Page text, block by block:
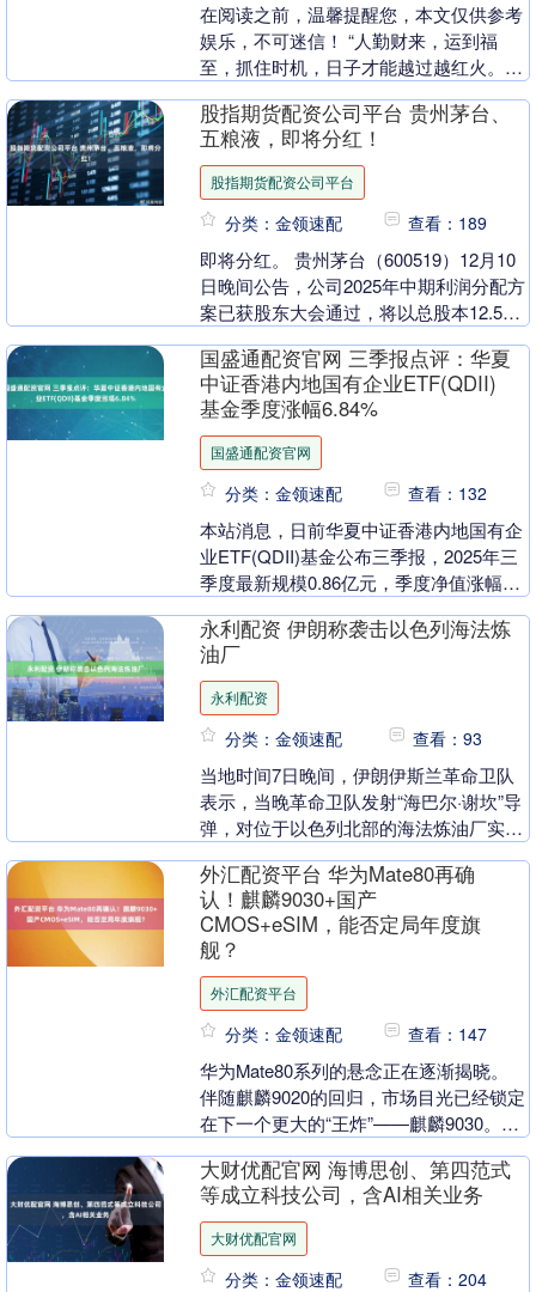
在阅读之前，温馨提醒您，本文仅供参考
娱乐，不可迷信！ “人勤财来，运到福
至，抓住时机，日子才能越过越红火。”
更上一层楼。3....
股指期货配资公司平台 贵州茅台、
五粮液，即将分红！
股指期货配资公司平台
分类：金领速配 查看：189
即将分红。 贵州茅台（600519）12月10
日晚间公告，公司2025年中期利润分配方
案已获股东大会通过，将以总股本12.52
国盛通配资官网 三季报点评：华夏
中证香港内地国有企业ETF(QDII)
基金季度涨幅6.84%
国盛通配资官网
分类：金领速配 查看：132
本站消息，日前华夏中证香港内地国有企
业ETF(QDII)基金公布三季报，2025年三
季度最新规模0.86亿元，季度净值涨幅为
永利配资 伊朗称袭击以色列海法炼
油厂
永利配资
分类：金领速配 查看：93
当地时间7日晚间，伊朗伊斯兰革命卫队
表示，当晚革命卫队发射“海巴尔·谢坎”导
弹，对位于以色列北部的海法炼油厂实施
称，此次行动....
外汇配资平台 华为Mate80再确
认！麒麟9030+国产
CMOS+eSIM，能否定局年度旗
舰？
外汇配资平台
分类：金领速配 查看：147
华为Mate80系列的悬念正在逐渐揭晓。
伴随麒麟9020的回归，市场目光已经锁定
在下一个更大的“王炸”——麒麟9030。这
在....
大财优配官网 海博思创、第四范式
等成立科技公司，含AI相关业务
大财优配官网
分类：金领速配 查看：204